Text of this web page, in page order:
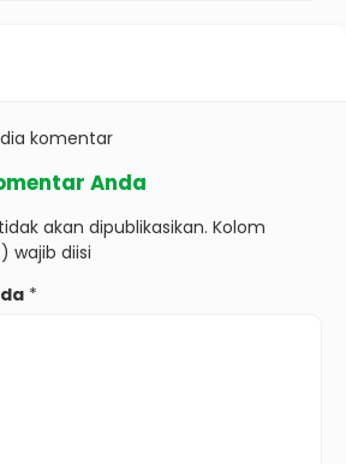
komentar
Anda
akan dipublikasikan. Kolom
wajib diisi
*